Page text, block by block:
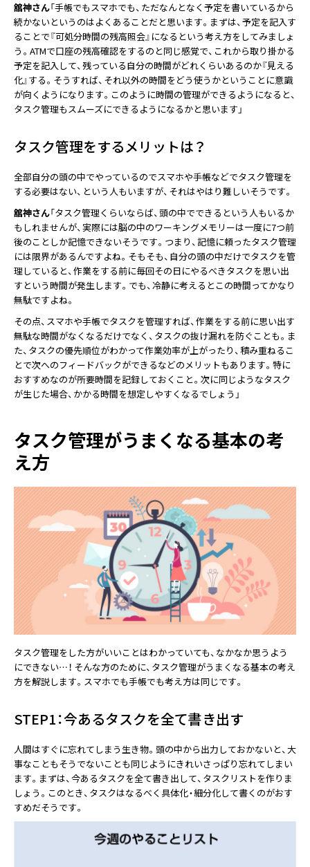
舘神さん「手帳でもスマホでも、ただなんとなく予定を書いているから
続かないというのはよくあることだと思います。まずは、予定を記入す
ることで『可処分時間の残高照会』になるという考え方をしてみましょ
う。ATMで口座の残高確認をするのと同じ感覚で、これから取り掛かる
予定を記入して、残っている自分の時間がどれくらいあるのか『見える
化』する。そうすれば、それ以外の時間をどう使うかということに意識
が向くようになります。このように時間の管理ができるようになると、
タスク管理もスムーズにできるようになるかと思います」
タスク管理をするメリットは？
全部自分の頭の中でやっているのでスマホや手帳などでタスク管理を
する必要はない、という人もいますが、それはやはり難しいそうです。
舘神さん「タスク管理くらいならば、頭の中でできるという人もいるか
もしれませんが、実際には脳の中のワーキングメモリーは一度に7つ前
後のことしか記憶できないそうです。つまり、記憶に頼ったタスク管理
には限界があるんですよね。そもそも、自分の頭の中だけでタスクを管
理していると、作業をする前に毎回その日にやるべきタスクを思い出
すという時間が発生します。でも、冷静に考えるとこの時間ってかなり
無駄ですよね。
その点、スマホや手帳でタスクを管理すれば、作業をする前に思い出す
無駄な時間がなくなるだけでなく、タスクの抜け漏れを防ぐことも。ま
た、タスクの優先順位がわかって作業効率が上がったり、積み重ねるこ
とで次へのフィードバックができるなどのメリットもあります。特に
おすすめなのが所要時間を記録しておくこと。次に同じようなタスク
が生じた場合、かかる時間を想定しやすくなるでしょう」
タスク管理がうまくなる基本の考
え方
タスク管理をした方がいいことはわかっていても、なかなか思うよう
にできない…！ そんな方のために、タスク管理がうまくなる基本の考え
方を解説します。スマホでも手帳でも考え方は同じです。
STEP1：今あるタスクを全て書き出す
人間はすぐに忘れてしまう生き物。頭の中から出力しておかないと、大
事なこともそうでないことも同じようにきれいさっぱり忘れてしまい
ます。まずは、今あるタスクを全て書き出して、タスクリストを作りま
しょう。このとき、タスクはなるべく具体化・細分化して書くのがおす
すめだそうです。